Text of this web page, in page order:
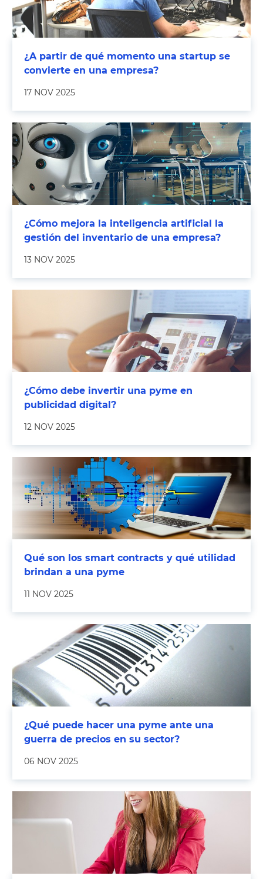
¿A partir de qué momento una startup se
convierte en una empresa?
17 NOV 2025
¿Cómo mejora la inteligencia artificial la
gestión del inventario de una empresa?
13 NOV 2025
¿Cómo debe invertir una pyme en
publicidad digital?
12 NOV 2025
Qué son los smart contracts y qué utilidad
brindan a una pyme
11 NOV 2025
¿Qué puede hacer una pyme ante una
guerra de precios en su sector?
06 NOV 2025